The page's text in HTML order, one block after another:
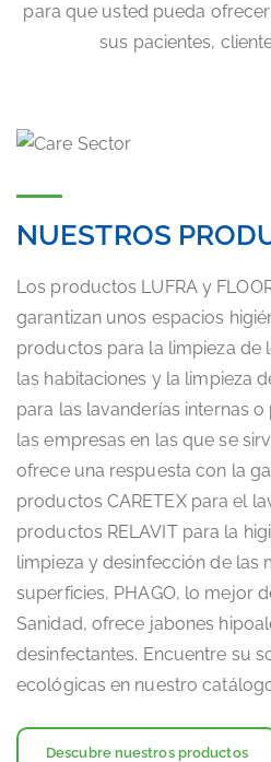
para que usted pueda
sus pacientes,
NUESTROS
Los productos LUFRA y
garantizan unos espacios
productos para la limpieza de
las habitaciones y la limpieza
para las lavanderías internas
las empresas en las que se
ofrece una respuesta con la
productos CARETEX para el
productos RELAVIT para la
limpieza y desinfección de las
superficies, PHAGO, lo mejor
Sanidad, ofrece jabones
desinfectantes. Encuentre su
ecológicas en nuestro
Descubre nuestros productos